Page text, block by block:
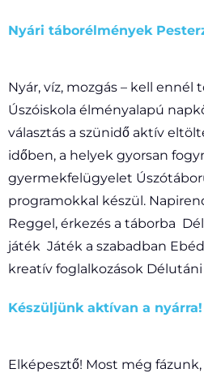
Nyári táborélmények
Nyár, víz, mozgás – kell ennél
Úszóiskola élményalapú
választás a szünidő aktív
időben, a helyek gyorsan
gyermekfelügyelet
programokkal készül.
Reggel, érkezés a táborba
játék Játék a szabadban
kreatív foglalkozások Délutáni
Készüljünk aktívan a nyárra!
Elképesztő! Most még